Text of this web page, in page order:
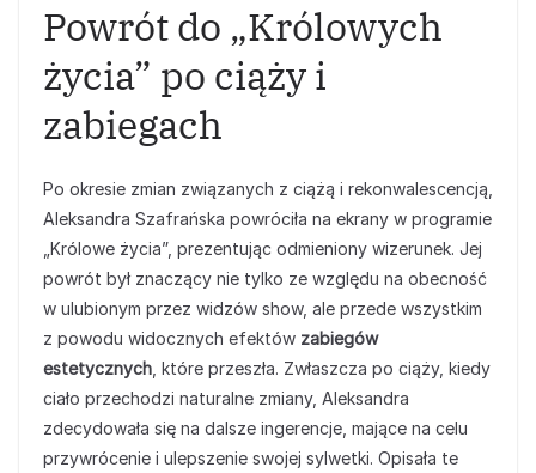
Powrót do „Królowych
życia” po ciąży i
zabiegach
Po okresie zmian związanych z ciążą i rekonwalescencją,
Aleksandra Szafrańska powróciła na ekrany w programie
„Królowe życia”, prezentując odmieniony wizerunek. Jej
powrót był znaczący nie tylko ze względu na obecność
w ulubionym przez widzów show, ale przede wszystkim
z powodu widocznych efektów zabiegów
estetycznych , które przeszła. Zwłaszcza po ciąży, kiedy
ciało przechodzi naturalne zmiany, Aleksandra
zdecydowała się na dalsze ingerencje, mające na celu
przywrócenie i ulepszenie swojej sylwetki. Opisała te